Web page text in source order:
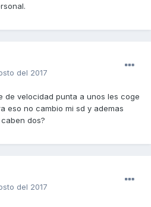
del 2017
de velocidad punta a unos les coge
eso no cambio mi sd y ademas
dos?
del 2017